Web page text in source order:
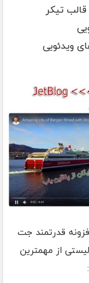
تیکر
ویدئویی
قدرتمند جت
از مهمترین